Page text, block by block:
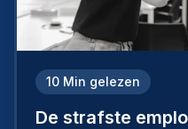
10 Min gelezen
De strafste